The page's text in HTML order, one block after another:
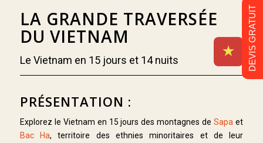
LA GRANDE TRAVERSÉE
DU VIETNAM
Le Vietnam en 15 jours et 14 nuits
PRÉSENTATION :
Explorez le Vietnam en 15 jours des montagnes deSapa et
Bac Ha, territoire des ethnies minoritaires et de leur
DEVIS GRATUIT